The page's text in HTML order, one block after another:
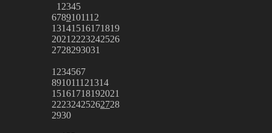
1 2345
6789101112
13141516171819
2021 2223242526
2728293031
1 234567
891011121314
15161718192021
22232425262728
2930